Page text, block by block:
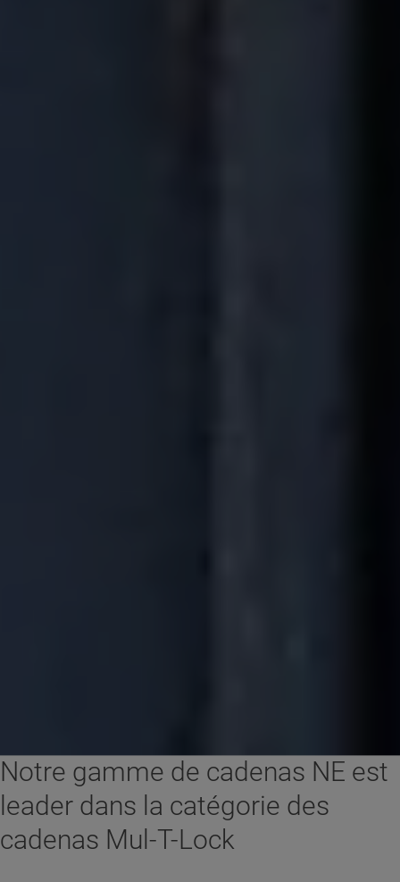
Notre gamme de cadenas NE est
leader dans la catégorie des
cadenas Mul-T-Lock